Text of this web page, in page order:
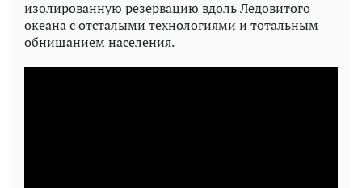
изолированную резервацию вдоль Ледовитого
океана с отсталыми технологиями и тотальным
обнищанием населения.